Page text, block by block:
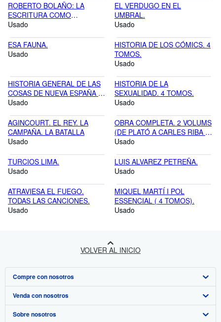
ROBERTO BOLAÑO: LA
ESCRITURA COMO
TAUROMAQUIA.
Usado
EL VERDUGO EN EL
UMBRAL.
Usado
ESA FAUNA.
Usado
HISTORIA DE LOS CÓMICS. 4
TOMOS.
Usado
HISTORIA GENERAL DE LAS
COSAS DE NUEVA ESPAÑA (3
TOMOS).
Usado
HISTORIA DE LA
SEXUALIDAD. 4 TOMOS.
Usado
AGINCOURT. EL REY. LA
CAMPAÑA. LA BATALLA
Usado
OBRA COMPLETA. 2 VOLUMS
(DE PLATÓ A CARLES RIBA +
CRÒNIQUES EUROPEAS).
Usado
TURCIOS LIMA.
Usado
LUIS ALVAREZ PETREÑA.
Usado
ATRAVIESA EL FUEGO.
TODAS LAS CANCIONES.
Usado
MIQUEL MARTÍ I POL
ESSENCIAL ( 4 TOMOS).
Usado
VOLVER AL INICIO
Compre con nosotros
Búsqueda avanzada
Colecciones
Venda con nosotros
Comenzar a vender
Sobre nosotros